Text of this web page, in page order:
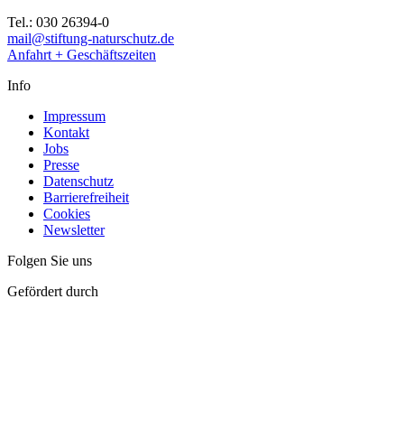
Tel.: 030 26394-0
mail@stiftung-naturschutz.de
Anfahrt + Geschäftszeiten
Info
Impressum
Kontakt
Jobs
Presse
Datenschutz
Barrierefreiheit
Cookies
Newsletter
Folgen Sie uns
Gefördert durch